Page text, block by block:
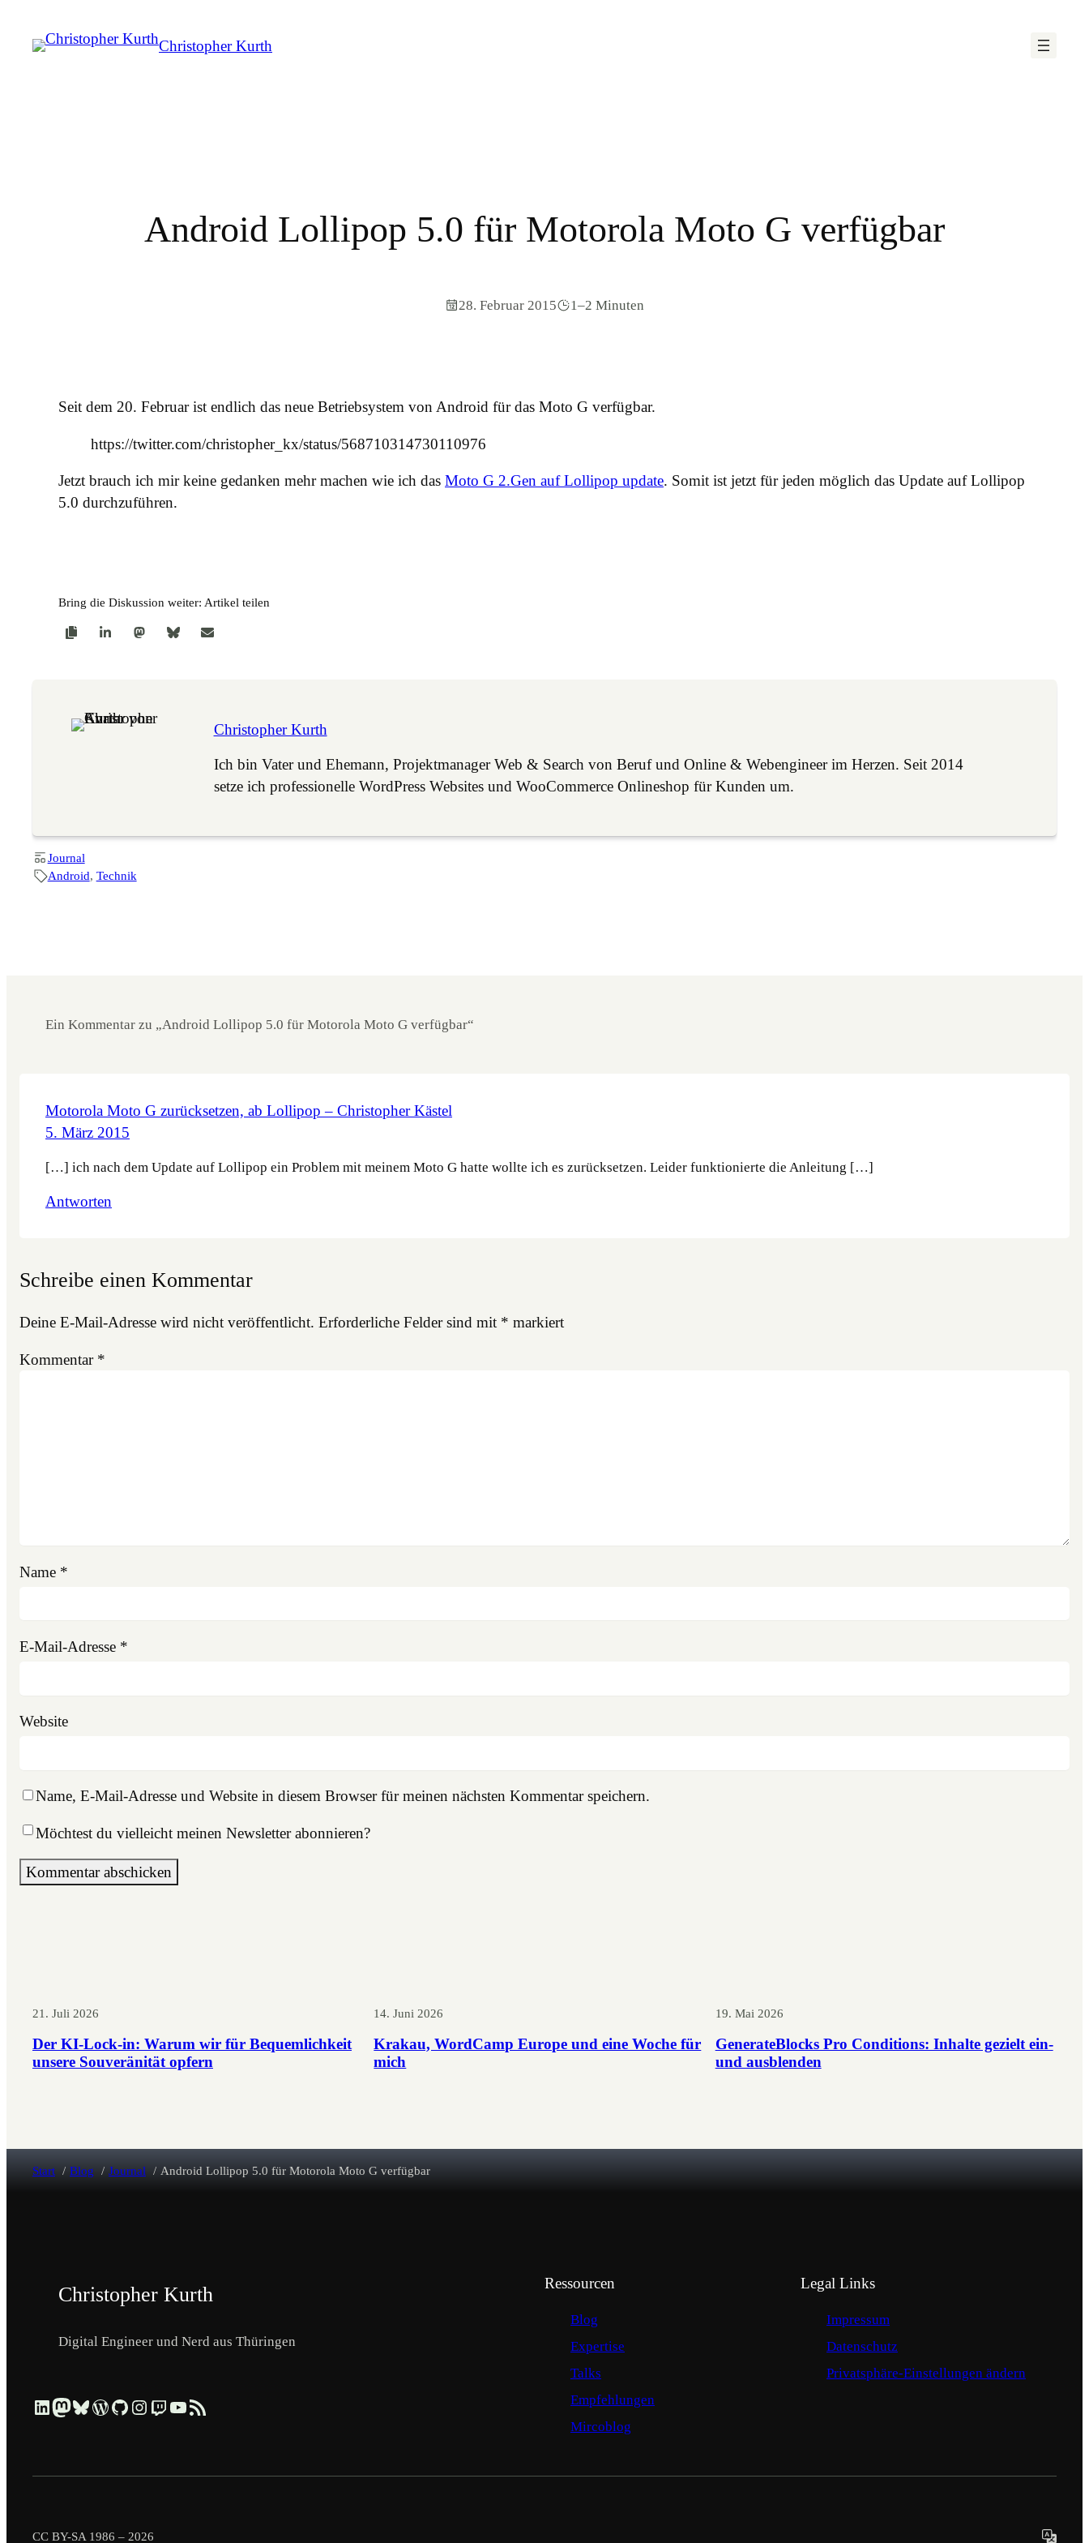
Christopher Kurth
Android Lollipop 5.0 für Motorola Moto G verfügbar
28. Februar 2015 1–2 Minuten
Seit dem 20. Februar ist endlich das neue Betriebsystem von Android für das Moto G verfügbar.
https://twitter.com/christopher_kx/status/568710314730110976
Jetzt brauch ich mir keine gedanken mehr machen wie ich das Moto G 2.Gen auf Lollipop update. Somit ist jetzt für jeden möglich das Update auf Lollipop
5.0 durchzuführen.
Bring die Diskussion weiter: Artikel teilen
Christopher Kurth
Ich bin Vater und Ehemann, Projektmanager Web & Search von Beruf und Online & Webengineer im Herzen. Seit 2014
setze ich professionelle WordPress Websites und WooCommerce Onlineshop für Kunden um.
Journal
Android, Technik
Ein Kommentar zu „Android Lollipop 5.0 für Motorola Moto G verfügbar“
Motorola Moto G zurücksetzen, ab Lollipop – Christopher Kästel
5. März 2015
[…] ich nach dem Update auf Lollipop ein Problem mit meinem Moto G hatte wollte ich es zurücksetzen. Leider funktionierte die Anleitung […]
Antworten
Schreibe einen Kommentar
Deine E-Mail-Adresse wird nicht veröffentlicht. Erforderliche Felder sind mit * markiert
Kommentar *
Name *
E-Mail-Adresse *
Website
Name, E-Mail-Adresse und Website in diesem Browser für meinen nächsten Kommentar speichern.
Möchtest du vielleicht meinen Newsletter abonnieren?
21. Juli 2026
Der KI-Lock-in: Warum wir für Bequemlichkeit
unsere Souveränität opfern
14. Juni 2026
Krakau, WordCamp Europe und eine Woche für
mich
19. Mai 2026
GenerateBlocks Pro Conditions: Inhalte gezielt ein-
und ausblenden
Start Blog Journal Android Lollipop 5.0 für Motorola Moto G verfügbar
Christopher Kurth
Digital Engineer und Nerd aus Thüringen
Beruflich über LinkedIn vernetzen Dezentral über Mastodon folgen Kurzmeldungen über Bluesky lesen Profil & Contributions auf WordPress.org ansehen Code & Repositories über GitHub erkunden Visuelle Einblicke über Instagram ansehen Streams & Tech-Talks über Twitch schauen Videos & Tutorials über YouTube ansehen Blog-Updates über RSS-Feed abonnieren
Ressourcen
Blog
Expertise
Talks
Empfehlungen
Mircoblog
Legal Links
Impressum
Datenschutz
Privatsphäre-Einstellungen ändern
CC BY-SA 1986 – 2026